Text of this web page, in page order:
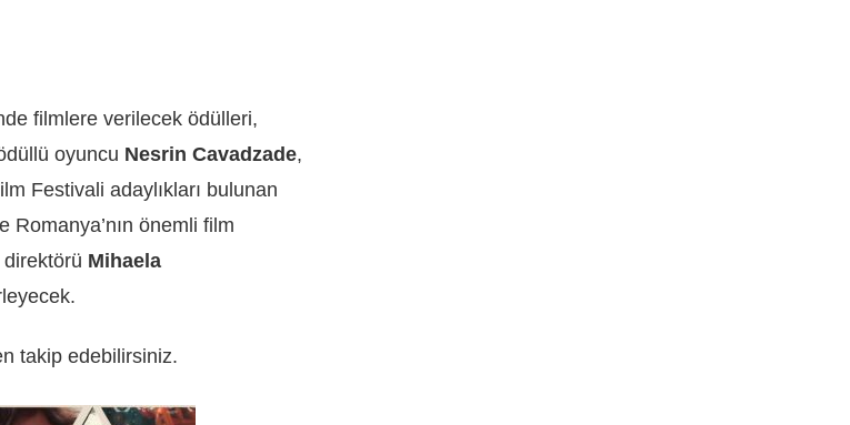
filmlere verilecek ödülleri,
oyuncu Nesrin Cavadzade,
Festivali adaylıkları bulunan
Romanya’nın önemli film
Mihaela
takip edebilirsiniz.